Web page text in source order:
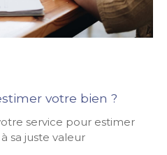
votre bien ?
service pour estimer
sa juste valeur